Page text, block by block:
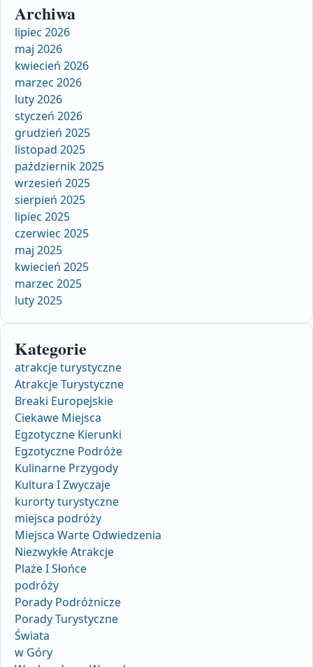
Archiwa
lipiec 2026
maj 2026
kwiecień 2026
marzec 2026
luty 2026
styczeń 2026
grudzień 2025
listopad 2025
październik 2025
wrzesień 2025
sierpień 2025
lipiec 2025
czerwiec 2025
maj 2025
kwiecień 2025
marzec 2025
luty 2025
Kategorie
atrakcje turystyczne
Atrakcje Turystyczne
Breaki Europejskie
Ciekawe Miejsca
Egzotyczne Kierunki
Egzotyczne Podróże
Kulinarne Przygody
Kultura I Zwyczaje
kurorty turystyczne
miejsca podróży
Miejsca Warte Odwiedzenia
Niezwykłe Atrakcje
Plaże I Słońce
podróży
Porady Podróżnicze
Porady Turystyczne
Świata
w Góry